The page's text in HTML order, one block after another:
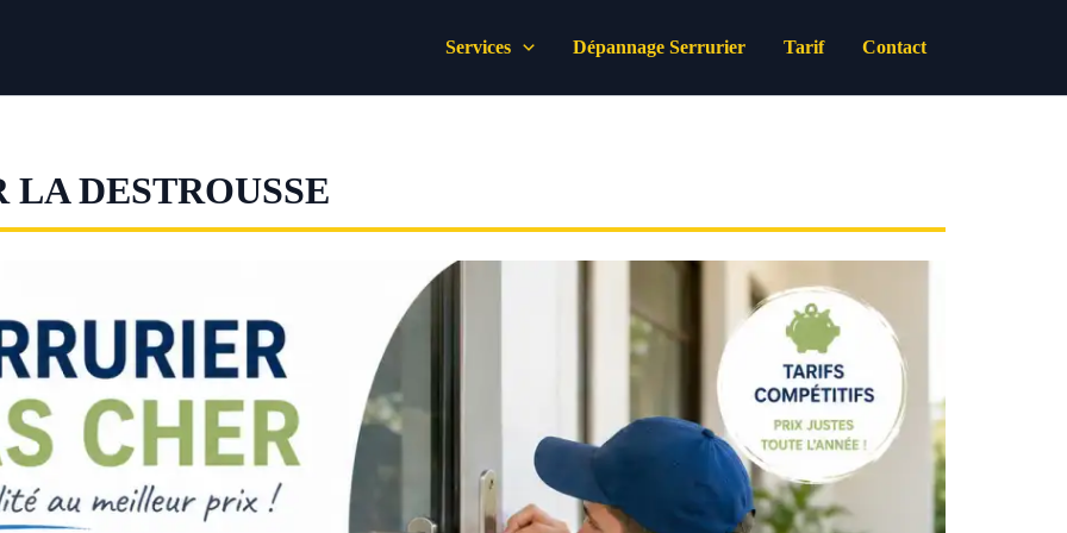
Services Dépannage Serrurier Tarif Contact
LA DESTROUSSE